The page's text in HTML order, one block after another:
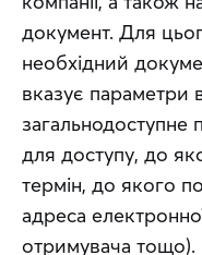
документ. Для
необхідний
вказує параметри
загальнодоступне
для доступу, до
термін, до якого
адреса
отримувача тощо).